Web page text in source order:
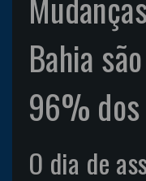
Bahia
96%
O dia de